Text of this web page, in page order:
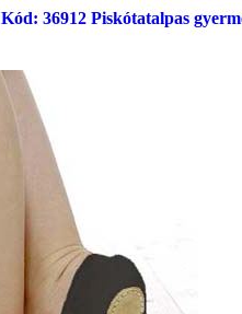
Kód: 36912 Piskótatalpas